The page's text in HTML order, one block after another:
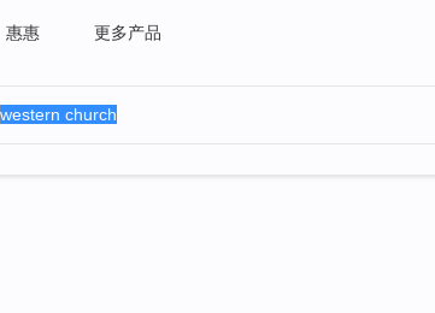
惠惠 更多产品